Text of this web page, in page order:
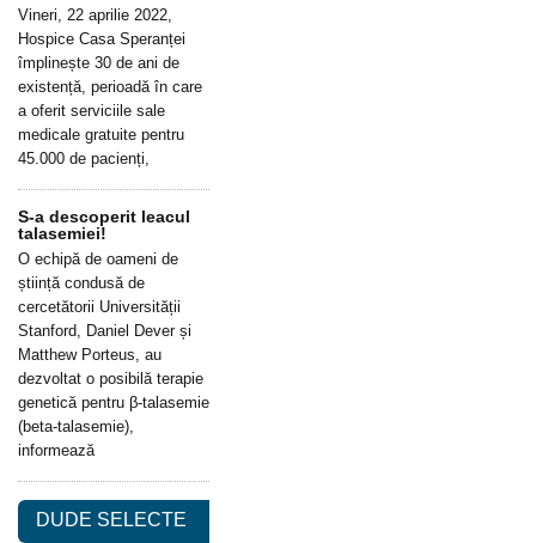
Vineri, 22 aprilie 2022,
Hospice Casa Speranței
împlinește 30 de ani de
existență, perioadă în care
a oferit serviciile sale
medicale gratuite pentru
45.000 de pacienți,
S-a descoperit leacul
talasemiei!
O echipă de oameni de
știință condusă de
cercetătorii Universității
Stanford, Daniel Dever și
Matthew Porteus, au
dezvoltat o posibilă terapie
genetică pentru β-talasemie
(beta-talasemie),
informează
DUDE SELECTE